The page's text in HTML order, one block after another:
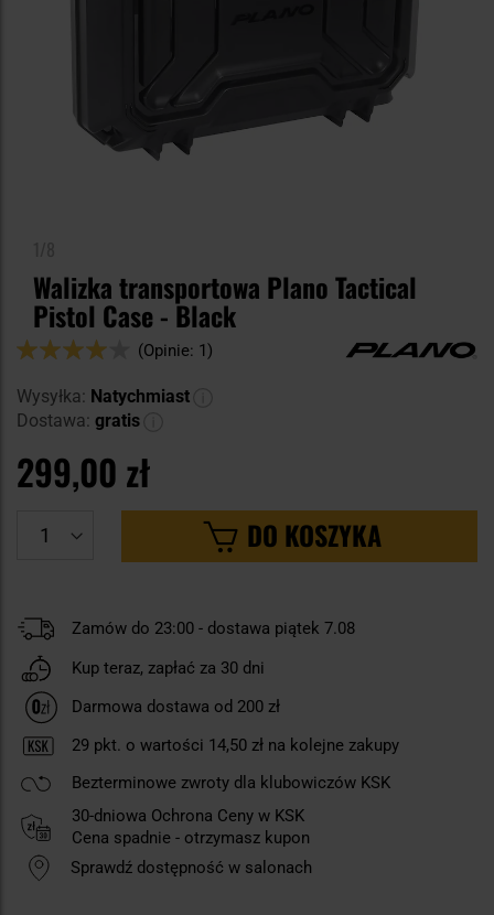
Walizka transportowa Plano Tactical
Pistol Case - Black
Ocena:
(Opinie: 1)
Wysyłka: Natychmiast
Dostawa: gratis
299,00 zł
DO KOSZYKA
Zamów do 23:00 - dostawa piątek 7.08
Kup teraz, zapłać za 30 dni
Darmowa dostawa od 200 zł
29 pkt. o wartości 14,50 zł na kolejne zakupy
Bezterminowe zwroty dla klubowiczów KSK
30-dniowa Ochrona Ceny w KSK
Cena spadnie - otrzymasz kupon
Sprawdź dostępność w salonach